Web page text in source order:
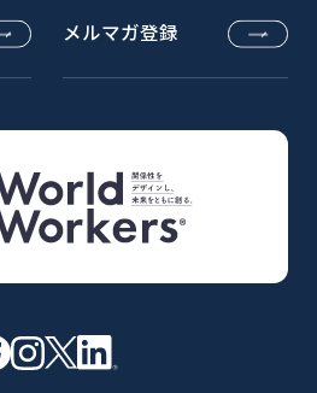
メルマガ登録